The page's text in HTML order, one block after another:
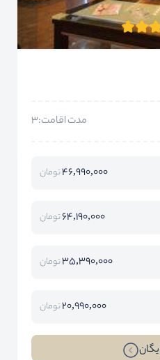
مدت اقامت:3
46,990,000تومان
64,190,000تومان
35,390,000تومان
20,990,000تومان